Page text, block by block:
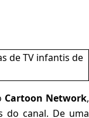
Cartoon Network,
do canal. De uma